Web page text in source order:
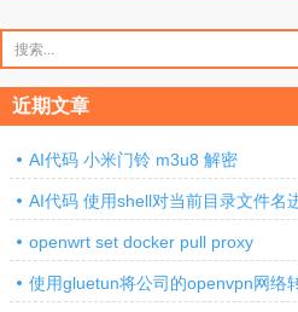
索：
近期文章
AI代码 小米门铃 m3u8 解密
AI代码 使用shell对当前目录文件名
openwrt set docker pull proxy
使用gluetun将公司的openvpn网络